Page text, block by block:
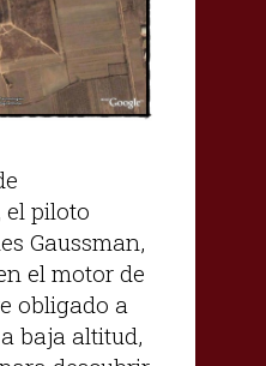
el piloto
Gaussman,
el motor de
obligado a
baja altitud,